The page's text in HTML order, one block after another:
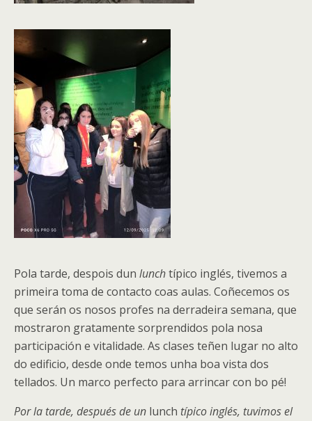
Pola tarde, despois dun lunchtípico inglés, tivemos a
primeira toma de contacto coas aulas. Coñecemos os
que serán os nosos profes na derradeira semana, que
mostraron gratamente sorprendidos pola nosa
participación e vitalidade. As clases teñen lugar no alto
do edificio, desde onde temos unha boa vista dos
tellados. Un marco perfecto para arrincar con bo pé!
Por la tarde, después de un lunch típico inglés, tuvimos el